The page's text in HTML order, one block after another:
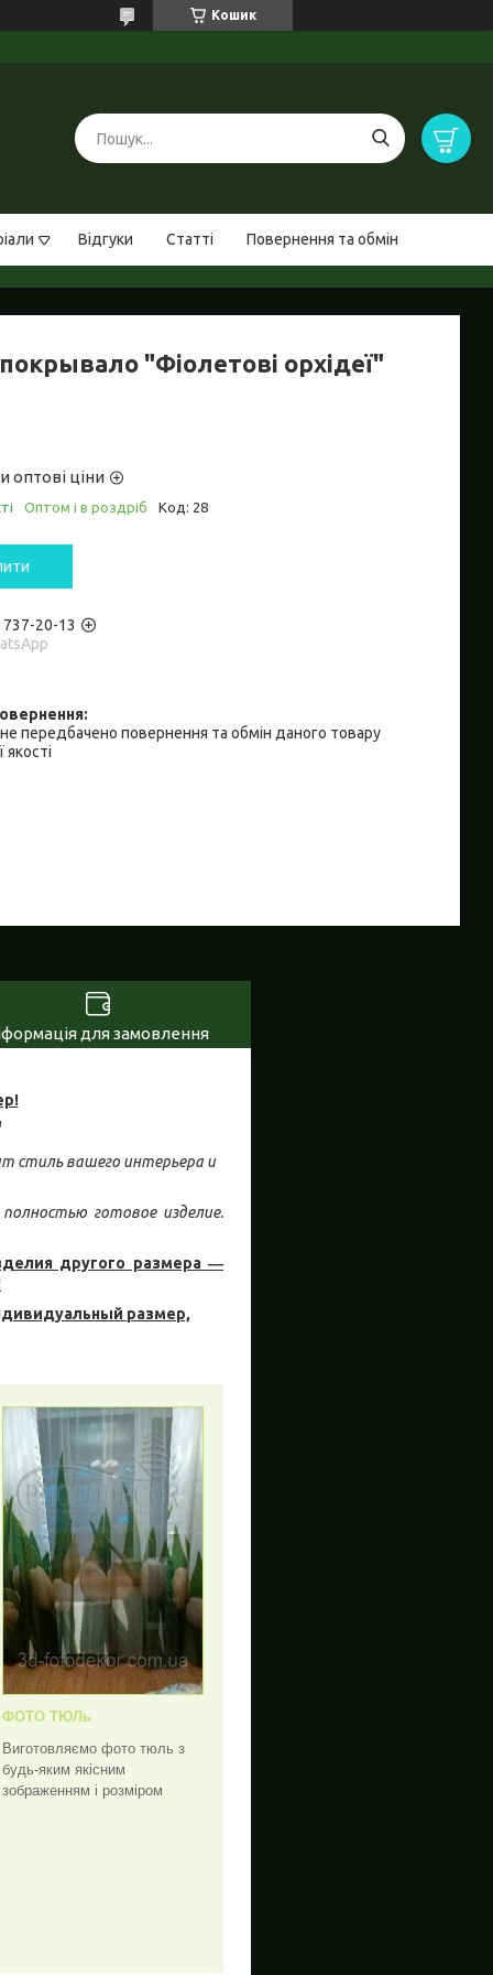
Кошик
Відгуки Статті Повернення та обмін
"Фіолетові орхідеї"
оптові ціни
Оптом і в роздріб Код: 28
737-20-13
передбачено повернення та обмін даного товару
для замовлення
стиль вашего интерьера и
готовое изделие.
другого размера ―
размер,
ФОТО ТЮЛь
Виготовляємо фото тюль з
будь-яким якісним
зображенням і розміром